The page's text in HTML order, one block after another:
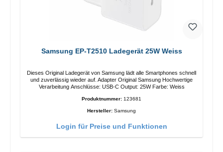
Samsung EP-T2510 Ladegerät 25W Weiss
Dieses Original Ladegerät von Samsung lädt alle Smartphones schnell
und zuverlässig wieder auf. Adapter Original Samsung Hochwertige
Verarbeitung Anschlüsse: USB-C Output: 25W Farbe: Weiss
Produktnummer: 123681
Hersteller: Samsung
Login für Preise und Funktionen